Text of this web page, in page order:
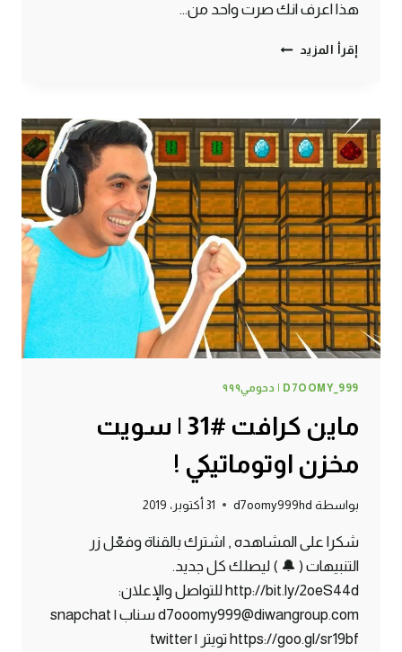
هذا اعرف انك صرت واحد من…
إقرأ المزيد ماين
التجهيز
للقرية
الصينية
D7OOMY_999 | دحومي٩٩٩
ماين كرافت #31 | سويت
مخزن اوتوماتيكي !
بواسطة d7oomy999hd 31 أكتوبر، 2019
شكرا على المشاهده , اشترك بالقناة وفعّل زر
التنبيهات ( 🔔 ) ليصلك كل جديد.
http://bit.ly/2oeS44d للتواصل والإعلان:
d7ooomy999@diwangroup.com سناب | snapchat
https://goo.gl/sr19bf تويتر | twitter